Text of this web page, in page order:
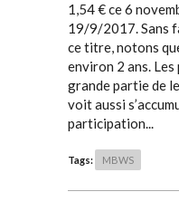
1,54 € ce 6
19/9/2017. Sans
ce titre, notons
environ 2 ans.
grande partie de
voit aussi
participation...
Tags: MBWS